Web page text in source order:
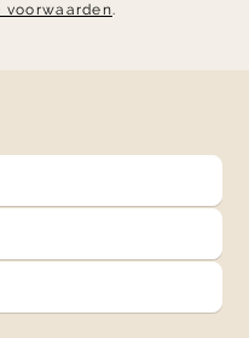
voorwaarden.